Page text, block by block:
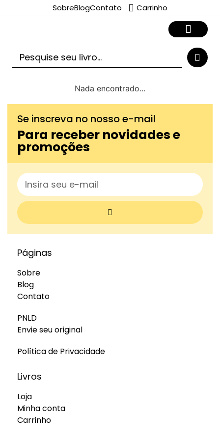
SobreBlogContato Carrinho
Nada encontrado...
Se inscreva no nosso e-mail
Para receber novidades e
promoções
Páginas
Sobre
Blog
Contato
PNLD
Envie seu original
Política de Privacidade
Livros
Loja
Minha conta
Carrinho